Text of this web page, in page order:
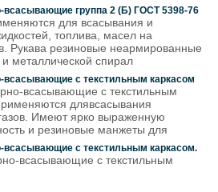
всасывающие группа 2 (Б) ГОСТ 5398-76
для всасывания и
топлива, масел на
Рукава резиновые неармированные
металлической спирал
всасывающие с текстильным каркасом
всасывающие с текстильным
длявсасывания
Имеют ярко выраженную
и резиновые манжеты для
всасывающие с текстильным каркасом.
всасывающие с текстильным